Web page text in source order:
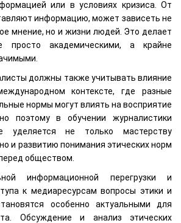
или в условиях кризиса. От
информацию, может зависеть не
мнение, но и жизни людей. Это делает
просто академическими, а крайне
должны также учитывать влияние
контексте, где разные
нормы могут влиять на восприятие
поэтому в обучении журналистики
уделяется не только мастерству
и развитию понимания этических норм
обществом.
информационной перегрузки и
к медиаресурсам вопросы этики и
особенно актуальными для
Обсуждение и анализ этических